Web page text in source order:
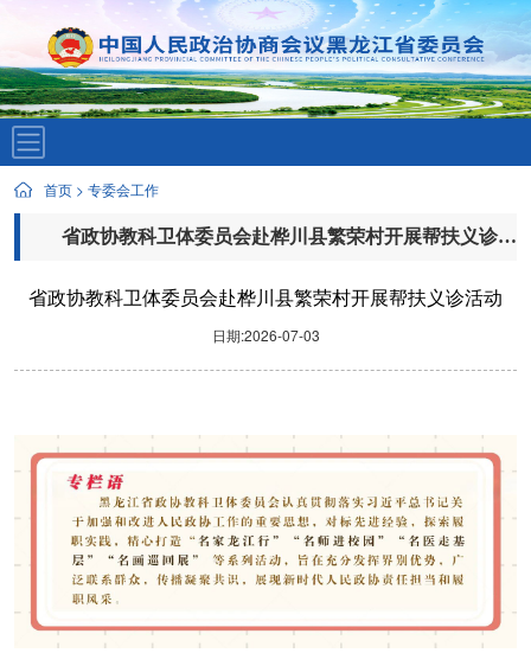
首页 > 专委会工作
省政协教科卫体委员会赴桦川县繁荣村开展帮扶义诊活动
省政协教科卫体委员会赴桦川县繁荣村开展帮扶义诊活动
日期:2026-07-03